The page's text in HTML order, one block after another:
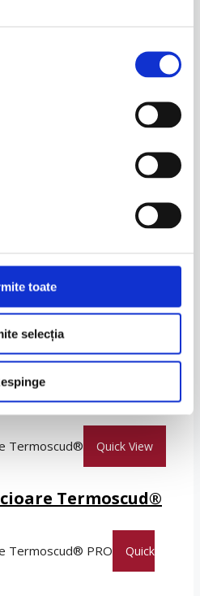
toate
selecția
Termoscud®
Termoscud®
Quick View
Termoscud®
Quick